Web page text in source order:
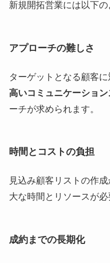
新規開拓営業には以下の
アプローチの難しさ
ターゲットとなる顧客に
高いコミュニケーショ
ーチが求められます。
時間とコストの負担
見込み顧客リストの作
大な時間とリソースが必
成約までの長期化